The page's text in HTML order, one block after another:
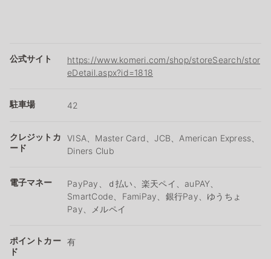
公式サイト
https://www.komeri.com/shop/storeSearch/stor
eDetail.aspx?id=1818
駐車場 42
クレジットカ
ード
VISA、Master Card、JCB、American Express、
Diners Club
電子マネー
PayPay、ｄ払い、楽天ペイ、auPAY、
SmartCode、FamiPay、銀行Pay、ゆうちょ
Pay、メルペイ
ポイントカー
ド
有